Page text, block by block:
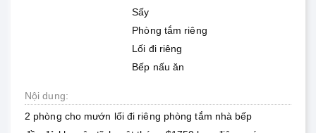
Sấy
Phòng tắm riêng
Lối đi riêng
Bếp nấu ăn
Nội dung
2 phòng cho mướn lối đi riêng phòng tắm nhà bếp